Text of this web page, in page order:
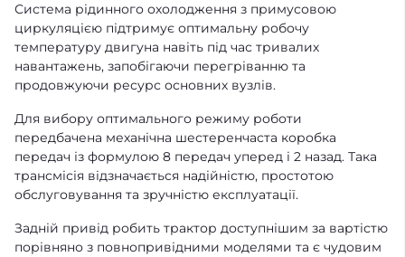
Система рідинного охолодження з примусовою
циркуляцією підтримує оптимальну робочу
температуру двигуна навіть під час тривалих
навантажень, запобігаючи перегріванню та
продовжуючи ресурс основних вузлів.
Для вибору оптимального режиму роботи
передбачена механічна шестеренчаста коробка
передач із формулою 8 передач уперед і 2 назад. Така
трансмісія відзначається надійністю, простотою
обслуговування та зручністю експлуатації.
Задній привід робить трактор доступнішим за вартістю
порівняно з повнопривідними моделями та є чудовим